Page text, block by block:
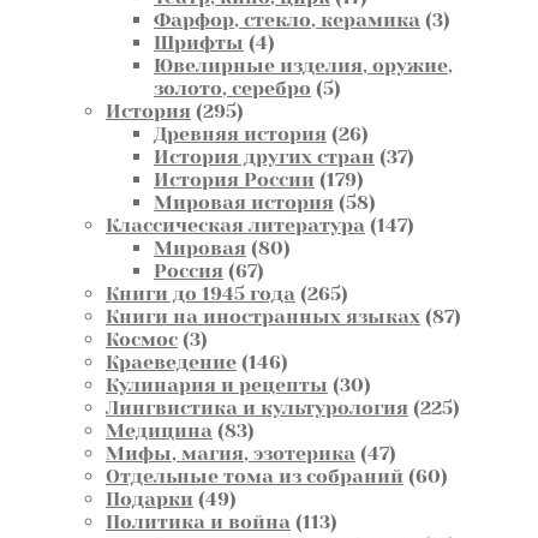
товаров
Фарфор, стекло, керамика 33
Шрифты 44
товара
Ювелирные изделия, оружие,
золото, серебро 55
История 295295
товаров
Древняя история 2626
товаров
История других стран 3737
История России 179179
товаров
Мировая история 5858
товаров
Классическая литература 147147
Мировая 8080
Россия 6767
товаров
Книги до 1945 года 265265
товаров
Книги на иностранных языках 8787
Космос 33
товара
Краеведение 146146
товаров
Кулинария и рецепты 3030
товаров
Лингвистика и культурология 225225
Медицина 8383
товара
Мифы, магия, эзотерика 4747
товаров
Отдельные тома из собраний 6060
Подарки 4949
товаров
Политика и война 113113